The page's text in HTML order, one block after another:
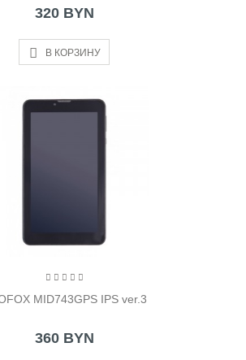
320 BYN
В КОРЗИНУ
MID743GPS IPS ver.3
360 BYN